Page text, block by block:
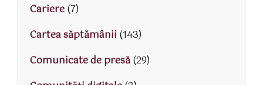
Cariere(7)
Cartea săptămânii (143)
Comunicate de presă(29)